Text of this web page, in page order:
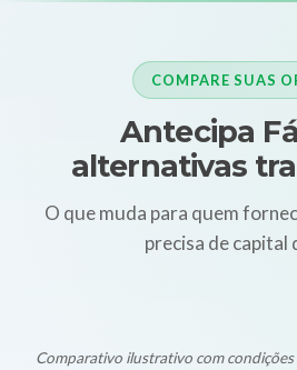
COMPARE SUAS
Antecipa
alternativas
O que muda para quem
precisa de capital
Comparativo ilustrativo com